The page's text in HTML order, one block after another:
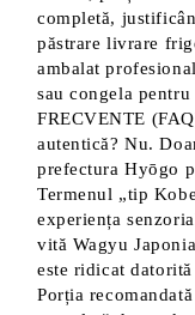
completă,
păstrare livrare
ambalat
sau congela
FRECVENTE
autentică? Nu.
prefectura Hyōgo
Termenul „tip
experiența
vită Wagyu
este ridicat
Porția